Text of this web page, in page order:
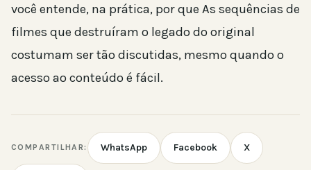
você entende, na prática, por que As sequências de
filmes que destruíram o legado do original
costumam ser tão discutidas, mesmo quando o
acesso ao conteúdo é fácil.
COMPARTILHAR: WhatsApp Facebook X